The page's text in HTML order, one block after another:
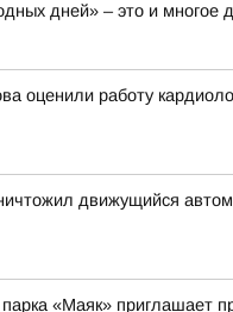
дней» – это и многое
оценили работу
движущийся
«Маяк» приглашает